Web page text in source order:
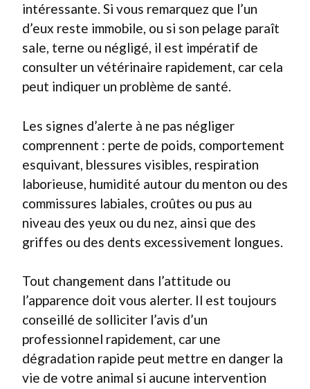
intéressante. Si vous remarquez que l’un
d’eux reste immobile, ou si son pelage paraît
sale, terne ou négligé, il est impératif de
consulter un vétérinaire rapidement, car cela
peut indiquer un problème de santé.
Les signes d’alerte à ne pas négliger
comprennent : perte de poids, comportement
esquivant, blessures visibles, respiration
laborieuse, humidité autour du menton ou des
commissures labiales, croûtes ou pus au
niveau des yeux ou du nez, ainsi que des
griffes ou des dents excessivement longues.
Tout changement dans l’attitude ou
l’apparence doit vous alerter. Il est toujours
conseillé de solliciter l’avis d’un
professionnel rapidement, car une
dégradation rapide peut mettre en danger la
vie de votre animal si aucune intervention